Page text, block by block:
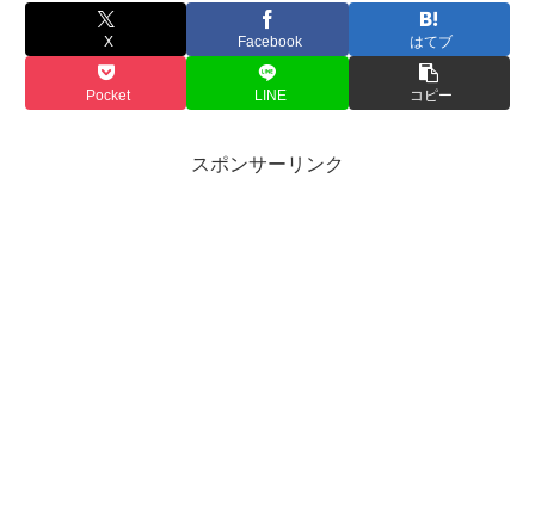
X Facebook はてブ
Pocket LINE コピー
スポンサーリンク